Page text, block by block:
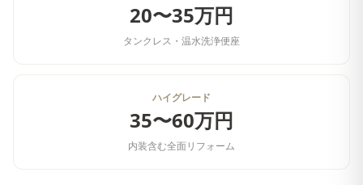
20〜35万円
タンクレス・温水洗浄便座
ハイグレード
35〜60万円
内装含む全面リフォーム